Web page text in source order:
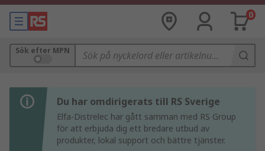
0
Sök efter MPN
Du har omdirigerats till RS Sverige
Elfa-Distrelec har gått samman med RS Group
för att erbjuda dig ett bredare utbud av
produkter, lokal support och bättre tjänster.